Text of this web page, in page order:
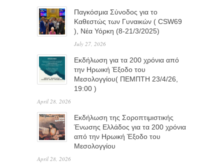
Παγκόσμια Σύνοδος για το
Καθεστώς των Γυναικών ( CSW69
), Νέα Υόρκη (8-21/3/2025)
July 27, 2026
Eκδήλωση για τα 200 χρόνια από
την Ηρωική Έξοδο του
Μεσολογγίου( ΠΕΜΠΤΗ 23/4/26,
19:00 )
April 28, 2026
Εκδήλωση της Σοροπτιμιστικής
Ένωσης Ελλάδος για τα 200 χρόνια
από την Ηρωική Έξοδο του
Μεσολογγίου
April 28, 2026